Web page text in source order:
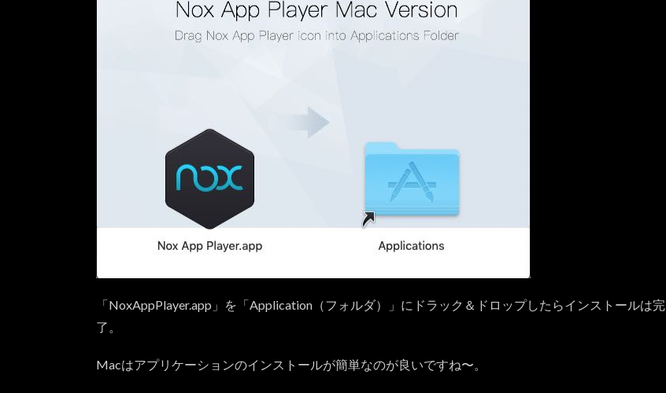
ンデ
イ不
「NoxAppPlayer.app」を「Application（フォルダ）」にドラック＆ドロップしたらインストールは完
了。
Macはアプリケーションのインストールが簡単なのが良いですね〜。